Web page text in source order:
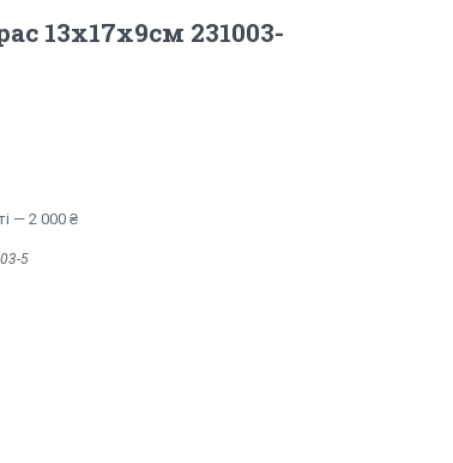
13х17х9см 231003-
— 2 000 ₴
5